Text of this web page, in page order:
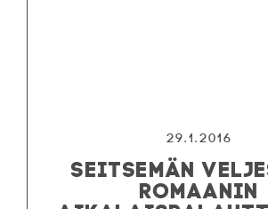
29.1.2016
SEITSEMÄN
ROMAANIN